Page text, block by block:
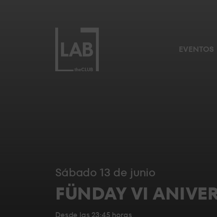
EVENTOS
sábado 13 de junio
FÜNDAY VI
Desde las 23:45 horas
LA
SUITE
STANDARD
6